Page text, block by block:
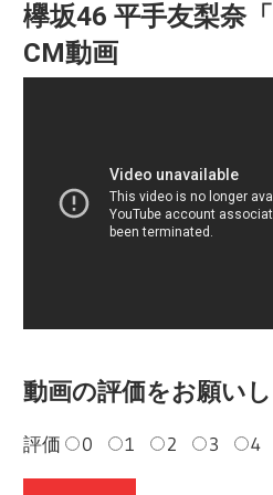
欅坂46 平手友梨奈
CM動画
動画の評価をお願いし
評価 0 1 2 3 4